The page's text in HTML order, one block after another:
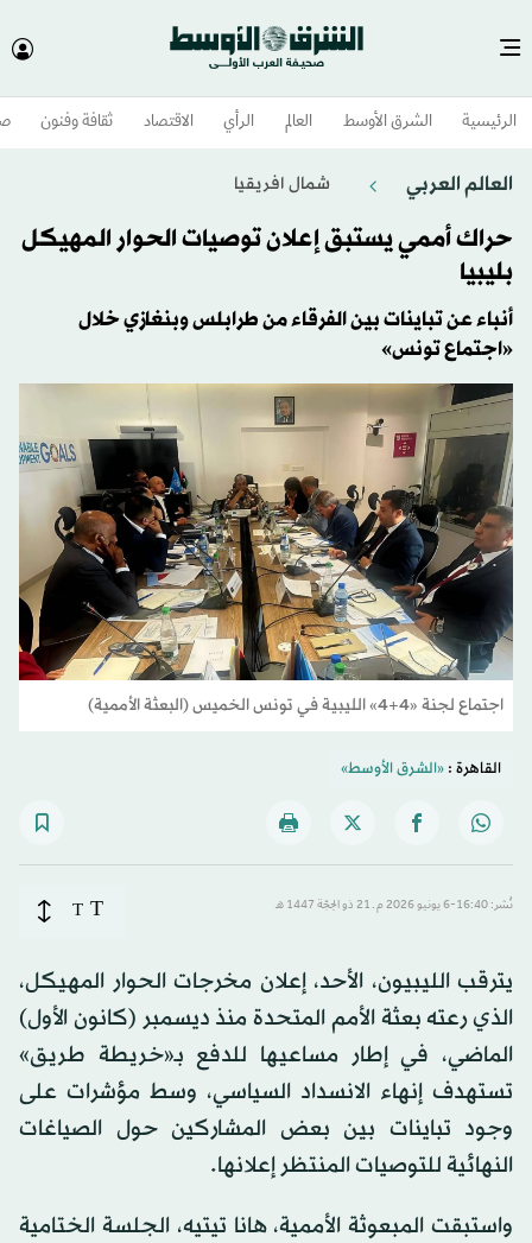
الرئيسية الشرق الأوسط​ العالم الرأي الاقتصاد ثقافة وفنون
العالم العربي شمال افريقيا
حراك أممي يستبق إعلان توصيات الحوار المهيكل
بليبيا
أنباء عن تباينات بين الفرقاء من طرابلس وبنغازي خلال
«اجتماع تونس»
اجتماع لجنة «4+4» الليبية في تونس الخميس (البعثة الأممية)
القاهرة :«الشرق الأوسط»
نُشر: 16:40-6 يونيو 2026 م ـ 21 ذو الحِجّة 1447 هـ T
T
يترقب الليبيون، الأحد، إعلان مخرجات الحوار المهيكل،
الذي رعته بعثة الأمم المتحدة منذ ديسمبر (كانون الأول)
الماضي، في إطار مساعيها للدفع بـ«خريطة طريق»
تستهدف إنهاء الانسداد السياسي، وسط مؤشرات على
وجود تباينات بين بعض المشاركين حول الصياغات
النهائية للتوصيات المنتظر إعلانها.
واستبقت المبعوثة الأممية، هانا تيتيه، الجلسة الختامية